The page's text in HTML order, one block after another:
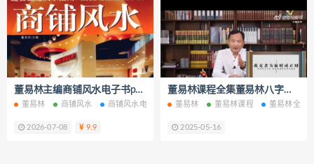
宫廷御医槌疗术下载
宫廷御医槌疗术网盘 宫廷御医槌疗术
赵书曦宫廷御医槌疗术
脐针通关导引术下载
脐针通关导引术网盘 脐针通关导引术
董易林主编商铺风水电子书pdf百度网盘下载学习
董易林 商铺风水 商铺风水电子书 商铺风水PDF 商铺风水网盘
2026-07-08 9.9
董易林课程全集董易林八字风水相术视频课程百度网盘下载学习
董易林 董易林课程 董易林全集
2025-05-16